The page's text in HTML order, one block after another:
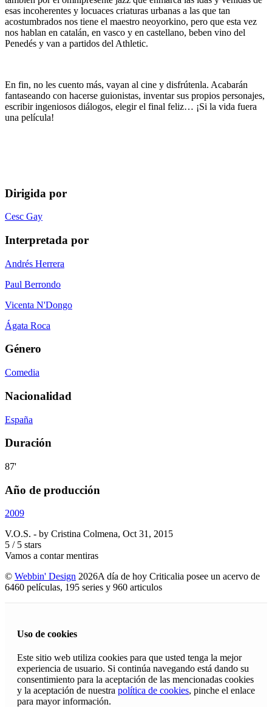
esas incoherentes y locuaces criaturas urbanas a las que tan
acostumbrados nos tiene el maestro neoyorkino, pero que esta vez
nos hablan en catalán, en vasco y en castellano, beben vino del
Penedés y van a partidos del Athletic.
En fin, no les cuento más, vayan al cine y disfrútenla. Acabarán
fantaseando con hacerse guionistas, inventar sus propios personajes,
escribir ingeniosos diálogos, elegir el final feliz… ¡Si la vida fuera
una película!
Dirigida por
Cesc Gay
Interpretada por
Andrés Herrera
Paul Berrondo
Vicenta N'Dongo
Ágata Roca
Género
Comedia
Nacionalidad
España
Duración
87'
Año de producción
2009
V.O.S. - by Cristina Colmena, Oct 31, 2015
5 / 5 stars
Vamos a contar mentiras
© Webbin' Design 2026A día de hoy Criticalia posee un acervo de
6460 películas, 195 series y 960 articulos
Uso de cookies
Este sitio web utiliza cookies para que usted tenga la mejor
experiencia de usuario. Si continúa navegando está dando su
consentimiento para la aceptación de las mencionadas cookies
y la aceptación de nuestra política de cookies, pinche el enlace
para mayor información.